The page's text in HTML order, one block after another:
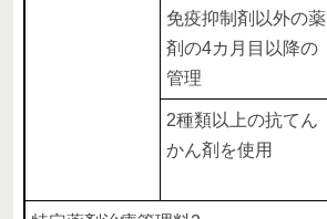
免疫抑制剤以外の薬
剤の4カ月目以降の
管理
2種類以上の抗てん
かん剤を使用